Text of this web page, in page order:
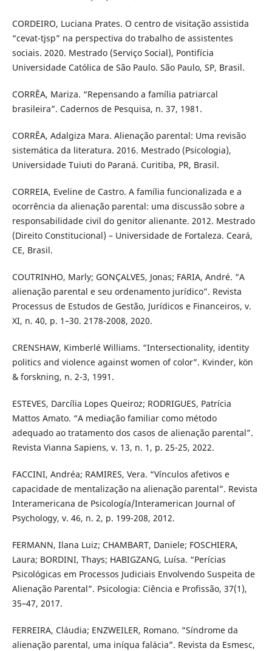
CORDEIRO, Luciana Prates. O centro de visitação assistida
“cevat-tjsp” na perspectiva do trabalho de assistentes
sociais. 2020. Mestrado (Serviço Social), Pontifícia
Universidade Católica de São Paulo. São Paulo, SP, Brasil.
CORRÊA, Mariza. “Repensando a família patriarcal
brasileira”. Cadernos de Pesquisa, n. 37, 1981.
CORRÊA, Adalgiza Mara. Alienação parental: Uma revisão
sistemática da literatura. 2016. Mestrado (Psicologia),
Universidade Tuiuti do Paraná. Curitiba, PR, Brasil.
CORREIA, Eveline de Castro. A família funcionalizada e a
ocorrência da alienação parental: uma discussão sobre a
responsabilidade civil do genitor alienante. 2012. Mestrado
(Direito Constitucional) – Universidade de Fortaleza. Ceará,
CE, Brasil.
COUTRINHO, Marly; GONÇALVES, Jonas; FARIA, André. “A
alienação parental e seu ordenamento jurídico”. Revista
Processus de Estudos de Gestão, Jurídicos e Financeiros, v.
XI, n. 40, p. 1–30. 2178-2008, 2020.
CRENSHAW, Kimberlé Williams. “Intersectionality, identity
politics and violence against women of color”. Kvinder, kön
& forskning, n. 2-3, 1991.
ESTEVES, Darcília Lopes Queiroz; RODRIGUES, Patrícia
Mattos Amato. “A mediação familiar como método
adequado ao tratamento dos casos de alienação parental”.
Revista Vianna Sapiens, v. 13, n. 1, p. 25-25, 2022.
FACCINI, Andréa; RAMIRES, Vera. “Vínculos afetivos e
capacidade de mentalização na alienação parental”. Revista
Interamericana de Psicología/Interamerican Journal of
Psychology, v. 46, n. 2, p. 199-208, 2012.
FERMANN, Ilana Luiz; CHAMBART, Daniele; FOSCHIERA,
Laura; BORDINI, Thays; HABIGZANG, Luísa. “Perícias
Psicológicas em Processos Judiciais Envolvendo Suspeita de
Alienação Parental”. Psicologia: Ciência e Profissão, 37(1),
35–47, 2017.
FERREIRA, Cláudia; ENZWEILER, Romano. “Síndrome da
alienação parental, uma iníqua falácia”. Revista da Esmesc,